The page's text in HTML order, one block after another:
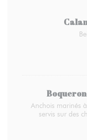
Anchois marinés
servis sur des